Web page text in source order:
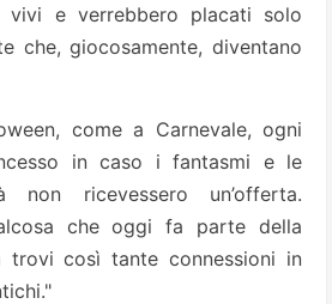
vivi e verrebbero placati solo
che, giocosamente, diventano
come a Carnevale, ogni
in caso i fantasmi e le
non ricevessero un’offerta.
che oggi fa parte della
trovi così tante connessioni in